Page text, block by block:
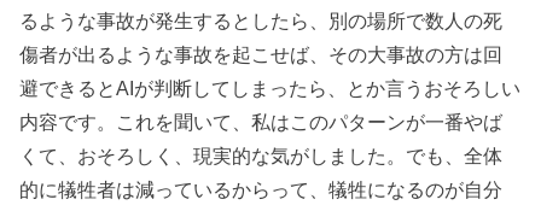
るような事故が発生するとしたら、別の場所で数人の死
傷者が出るような事故を起こせば、その大事故の方は回
避できるとAIが判断してしまったら、とか言うおそろしい
内容です。これを聞いて、私はこのパターンが一番やば
くて、おそろしく、現実的な気がしました。でも、全体
的に犠牲者は減っているからって、犠牲になるのが自分